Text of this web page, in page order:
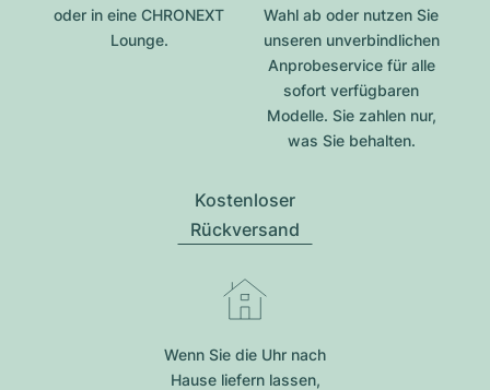
oder in eine CHRONEXT
Lounge.
Wahl ab oder nutzen Sie
unseren unverbindlichen
Anprobeservice für alle
sofort verfügbaren
Modelle. Sie zahlen nur,
was Sie behalten.
Kostenloser
Rückversand
Wenn Sie die Uhr nach
Hause liefern lassen,